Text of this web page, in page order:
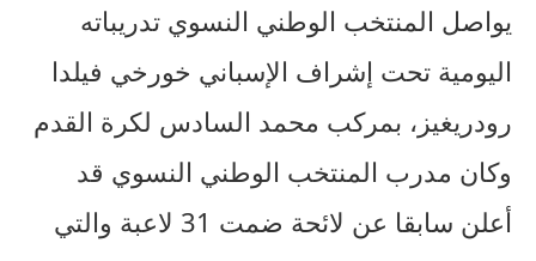
يواصل المنتخب الوطني النسوي تدريباته
اليومية تحت إشراف الإسباني خورخي فيلدا
رودريغيز، بمركب محمد السادس لكرة القدم
وكان مدرب المنتخب الوطني النسوي قد
أعلن سابقا عن لائحة ضمت 31 لاعبة والتي